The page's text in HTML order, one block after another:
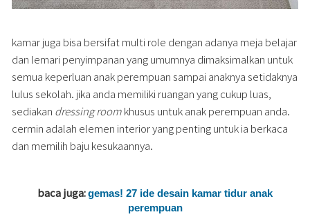
kamar juga bisa bersifat multi role dengan adanya meja belajar
dan lemari penyimpanan yang umumnya dimaksimalkan untuk
semua keperluan anak perempuan sampai anaknya setidaknya
lulus sekolah. jika anda memiliki ruangan yang cukup luas,
sediakan dressing roomkhusus untuk anak perempuan anda.
cermin adalah elemen interior yang penting untuk ia berkaca
dan memilih baju kesukaannya.
baca juga:gemas! 27 ide desain kamar tidur anak
perempuan